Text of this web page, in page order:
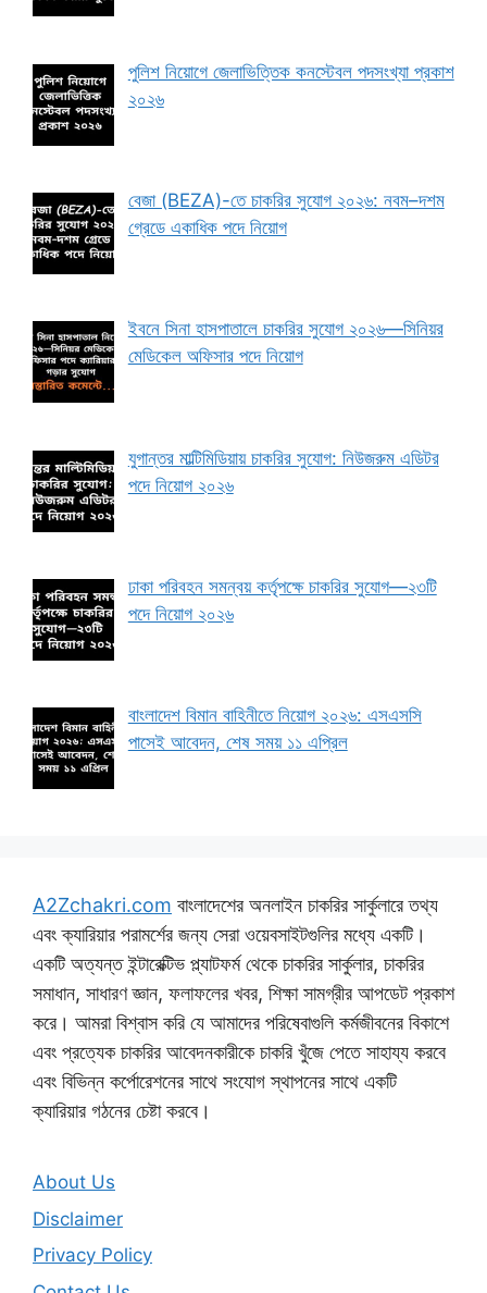
পুলিশ নিয়োগে জেলাভিত্তিক কনস্টেবল পদসংখ্যা প্রকাশ
২০২৬
বেজা (BEZA)-তে চাকরির সুযোগ ২০২৬: নবম–দশম
গ্রেডে একাধিক পদে নিয়োগ
ইবনে সিনা হাসপাতালে চাকরির সুযোগ ২০২৬—সিনিয়র
মেডিকেল অফিসার পদে নিয়োগ
যুগান্তর মাল্টিমিডিয়ায় চাকরির সুযোগ: নিউজরুম এডিটর
পদে নিয়োগ ২০২৬
ঢাকা পরিবহন সমন্বয় কর্তৃপক্ষে চাকরির সুযোগ—২৩টি
পদে নিয়োগ ২০২৬
বাংলাদেশ বিমান বাহিনীতে নিয়োগ ২০২৬: এসএসসি
পাসেই আবেদন, শেষ সময় ১১ এপ্রিল
A2Zchakri.com বাংলাদেশের অনলাইন চাকরির সার্কুলারে তথ্য
এবং ক্যারিয়ার পরামর্শের জন্য সেরা ওয়েবসাইটগুলির মধ্যে একটি।
একটি অত্যন্ত ইন্টারেক্টিভ প্ল্যাটফর্ম থেকে চাকরির সার্কুলার, চাকরির
সমাধান, সাধারণ জ্ঞান, ফলাফলের খবর, শিক্ষা সামগ্রীর আপডেট প্রকাশ
করে। আমরা বিশ্বাস করি যে আমাদের পরিষেবাগুলি কর্মজীবনের বিকাশে
এবং প্রত্যেক চাকরির আবেদনকারীকে চাকরি খুঁজে পেতে সাহায্য করবে
এবং বিভিন্ন কর্পোরেশনের সাথে সংযোগ স্থাপনের সাথে একটি
ক্যারিয়ার গঠনের চেষ্টা করবে।
About Us
Disclaimer
Privacy Policy